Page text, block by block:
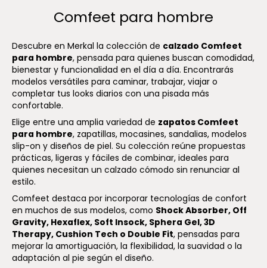
Comfeet para hombre
Descubre en Merkal la colección de calzado Comfeet
para hombre, pensada para quienes buscan comodidad,
bienestar y funcionalidad en el día a día. Encontrarás
modelos versátiles para caminar, trabajar, viajar o
completar tus looks diarios con una pisada más
confortable.
Elige entre una amplia variedad de zapatos Comfeet
para hombre, zapatillas, mocasines, sandalias, modelos
slip-on y diseños de piel. Su colección reúne propuestas
prácticas, ligeras y fáciles de combinar, ideales para
quienes necesitan un calzado cómodo sin renunciar al
estilo.
Comfeet destaca por incorporar tecnologías de confort
en muchos de sus modelos, como Shock Absorber, Off
Gravity, Hexaflex, Soft Insock, Sphera Gel, 3D
Therapy, Cushion Tech o Double Fit, pensadas para
mejorar la amortiguación, la flexibilidad, la suavidad o la
adaptación al pie según el diseño.